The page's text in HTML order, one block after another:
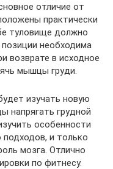
отличие от
практически
туловище должно
необходима
возврате в исходное
мышцы груди.
изучать новую
напрягать грудной
особенности
и только
мозга. Отлично
по фитнесу.